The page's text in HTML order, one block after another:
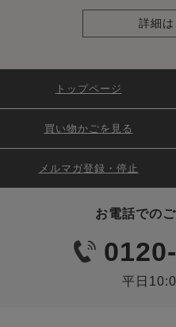
詳細は
お電話での
平日
トップページ
買い物かごを見る
メルマガ登録・停止